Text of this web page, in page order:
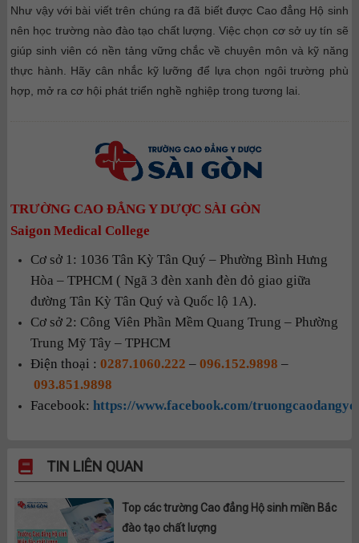
Như vậy với bài viết trên chúng ra đã biết được Cao đẳng Hộ sinh
nên học trường nào đào tạo chất lượng. Việc chọn cơ sở uy tín sẽ
giúp sinh viên có nền tảng vững chắc về chuyên môn và kỹ năng
thực hành. Hãy cân nhắc kỹ lưỡng để lựa chọn ngôi trường phù
hợp, mở ra cơ hội phát triển nghề nghiệp trong tương lai.
TRƯỜNG CAO ĐẲNG Y DƯỢC SÀI GÒN
Saigon Medical College
Cơ sở 1: 1036 Tân Kỳ Tân Quý – Phường Bình Hưng
Hòa – TPHCM ( Ngã 3 đèn xanh đèn đỏ giao giữa
đường Tân Kỳ Tân Quý và Quốc lộ 1A).
Cơ sở 2: Công Viên Phần Mềm Quang Trung – Phường
Trung Mỹ Tây – TPHCM
Điện thoại :0287.1060.222 –096.152.9898 –
093.851.9898
Facebook:https://www.facebook.com/
TIN LIÊN QUAN
Top các trường Cao đẳng Hộ sinh miền Bắc
đào tạo chất lượng